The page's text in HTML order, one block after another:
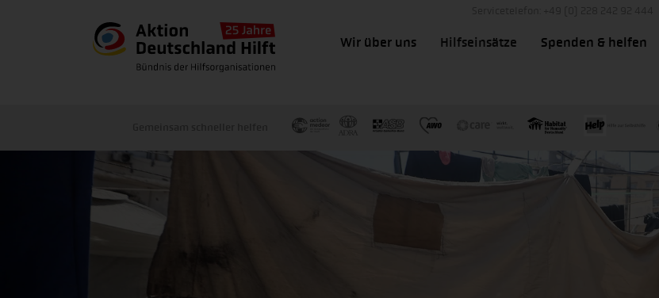
Wir über uns Hilfseinsätze Spenden & helfen